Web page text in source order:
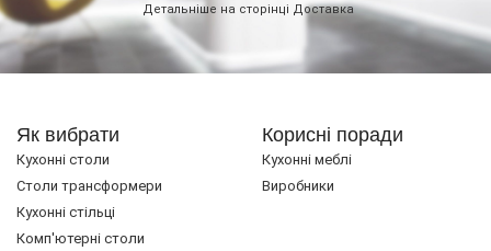
Детальніше на сторінці Доставка
Як вибрати
Кухонні столи
Cтоли трансформери
Кухонні стільці
Комп'ютерні столи
Корисні поради
Кухонні меблі
Виробники